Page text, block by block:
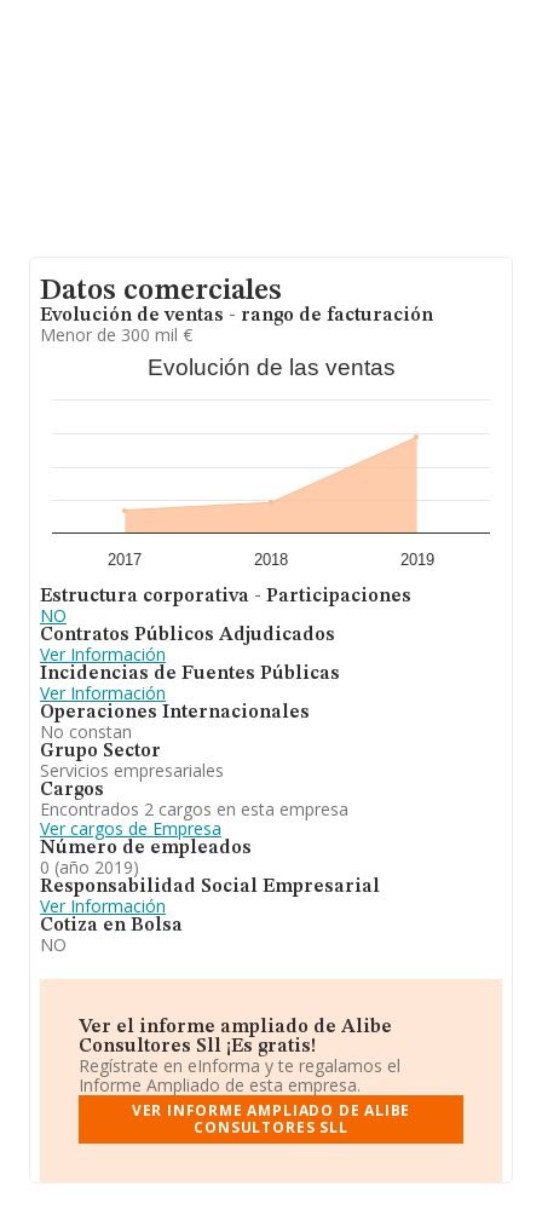
Datos comerciales
Evolución de ventas - rango de facturación
Menor de 300 mil €
Evolución de las ventas
2017 2018 2019
Estructura corporativa - Participaciones
NO
Contratos Públicos Adjudicados
Ver Información
Incidencias de Fuentes Públicas
Ver Información
Operaciones Internacionales
No constan
Grupo Sector
Servicios empresariales
Cargos
Encontrados 2 cargos en esta empresa
Ver cargos de Empresa
Número de empleados
0 (año 2019)
Responsabilidad Social Empresarial
Ver Información
Cotiza en Bolsa
NO
Ver el informe ampliado de Alibe
Consultores Sll ¡Es gratis!
Regístrate en eInforma y te regalamos el
Informe Ampliado de esta empresa.
VER INFORME AMPLIADO DE ALIBE
CONSULTORES SLL